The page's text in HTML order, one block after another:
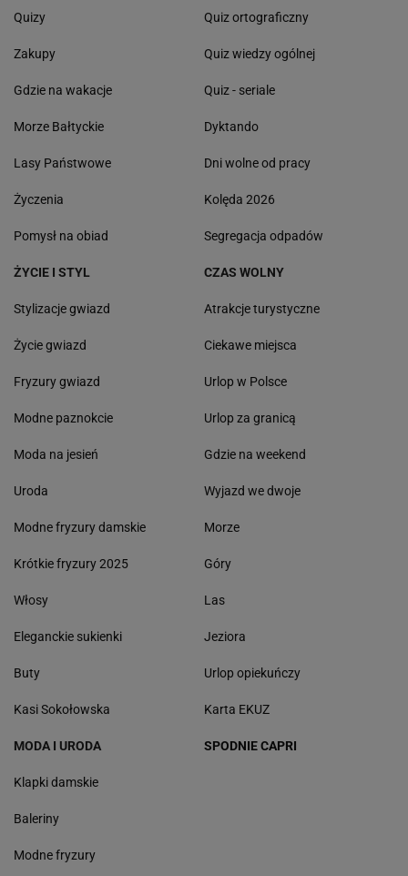
Quizy
Zakupy
Gdzie na wakacje
Morze Bałtyckie
Lasy Państwowe
Życzenia
Pomysł na obiad
Quiz ortograficzny
Quiz wiedzy ogólnej
Quiz - seriale
Dyktando
Dni wolne od pracy
Kolęda 2026
Segregacja odpadów
ŻYCIE I STYL
Stylizacje gwiazd
Życie gwiazd
Fryzury gwiazd
Modne paznokcie
Moda na jesień
Uroda
Modne fryzury damskie
Krótkie fryzury 2025
Włosy
Eleganckie sukienki
Buty
Kasi Sokołowska
CZAS WOLNY
Atrakcje turystyczne
Ciekawe miejsca
Urlop w Polsce
Urlop za granicą
Gdzie na weekend
Wyjazd we dwoje
Morze
Góry
Las
Jeziora
Urlop opiekuńczy
Karta EKUZ
MODA I URODA
Klapki damskie
Baleriny
Modne fryzury
SPODNIE CAPRI